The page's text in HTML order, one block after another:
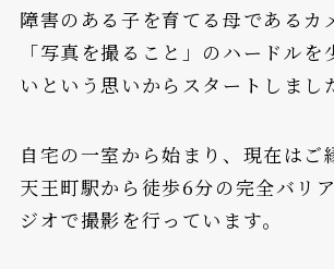
障害のある子を育てる母であるカ
「写真を撮ること」のハードルを
いという思いからスタートしまし
自宅の一室から始まり、現在はご
天王町駅から徒歩6分の完全バリ
ジオで撮影を行っています。